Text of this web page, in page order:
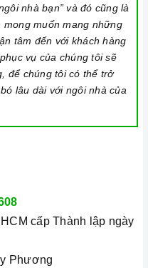
kèm theo để biết điện áp
thông số kỹ thuật khác.
xuất.
vùng nấu trước khi bật
tiết kiệm điện năng.
bật/ tắt trên bảng điều
công suất/ nhiệt độ/
an toàn nếu nhà có trẻ em
nhà bạn” và đó cũng là
muốn mang những
tâm đến với khách hàng
vụ của chúng tôi sẽ
để chúng tôi có thể trở
lâu dài với ngôi nhà của
cấp Thành lập ngày
Phương